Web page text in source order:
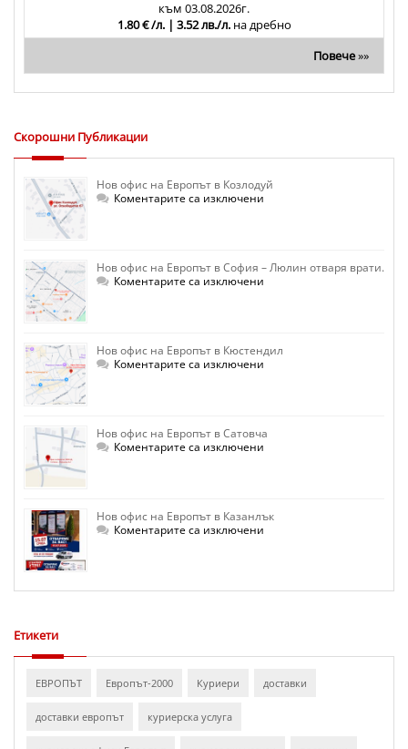
към 03.08.2026г.
1.80 € /л. | 3.52 лв./л.на дребно
Повече»»
Скорошни Публикации
Нов офис на Европът в Козлодуй
Коментарите са изключени
Козлодуй
Нов офис на Европът в София – Люлин отваря врати.
Коментарите са изключени
София
Нов офис на Европът в Кюстендил
Коментарите са изключени
Кюстендил
Нов офис на Европът в Сатовча
Коментарите са изключени
Сатовча
Нов офис на Европът в Казанлък
Коментарите са изключени
в
Етикети
ЕВРОПЪТ Европът-2000 Куриери доставки
доставки европът куриерска услуга